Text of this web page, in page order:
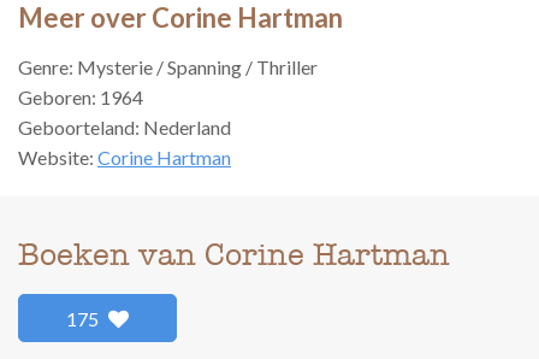
Meer over Corine Hartman
Genre: Mysterie / Spanning / Thriller
Geboren: 1964
Geboorteland: Nederland
Website: Corine Hartman
Boeken van Corine Hartman
175